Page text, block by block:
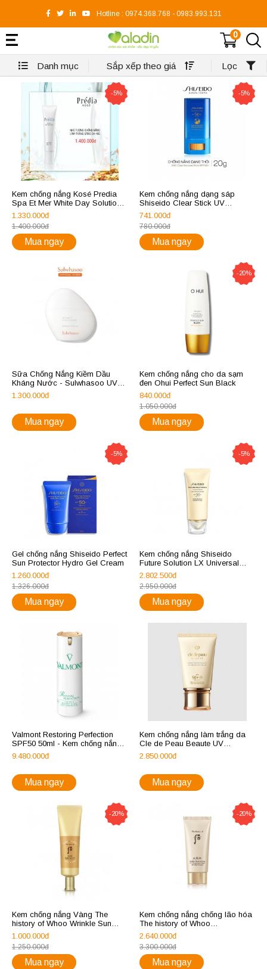
Hotline : 0974.368.768 - 0983.993.131
0
Danh mục Sắp xếp theo giá Lọc
-5%
Kem chống nắng Kosé Predia
Spa Et Mer White Day Solution
SPF 50+/PA+++
1.330.000đ
1.400.000đ
Mua ngay
-5%
Kem chống nắng dạng sáp
Shiseido Clear Stick UV
Protector
741.000đ
780.000đ
Mua ngay
Sữa Chống Nắng Kiềm Dầu
Kháng Nước - Sulwhasoo UV
Daily Fluid Sunscreen 50ml
1.300.000đ
Mua ngay
-20%
Kem chống nắng cho da sạm
đen Ohui Perfect Sun Black
840.000đ
1.050.000đ
Mua ngay
-5%
Gel chống nắng Shiseido Perfect
Sun Protector Hydro Gel Cream
1.260.000đ
1.326.000đ
Mua ngay
-5%
Kem chống nắng Shiseido
Future Solution LX Universal
Defense SPF 50+, PA++++
2.802.500đ
2.950.000đ
Mua ngay
Valmont Restoring Perfection
SPF50 50ml - Kem chống nắng
chống lão hóa
9.480.000đ
Mua ngay
Kem chống nắng làm trắng da
Cle de Peau Beaute UV
Protection Cream SPF 50+
2.850.000đ
Mua ngay
-20%
Kem chống nắng Vàng The
history of Whoo Wrinkle Sun
Cream SPF50+, PA++++
1.000.000đ
1.250.000đ
Mua ngay
-20%
Kem chống nắng chống lão hóa
The history of Whoo
Cheongidan Radiant
Regenerating UV Protection Sun
Cream SPF50+/PA++++
2.640.000đ
3.300.000đ
Mua ngay